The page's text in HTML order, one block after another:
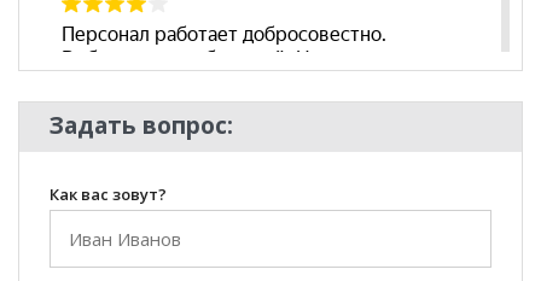
Задать вопрос:
Как вас зовут?